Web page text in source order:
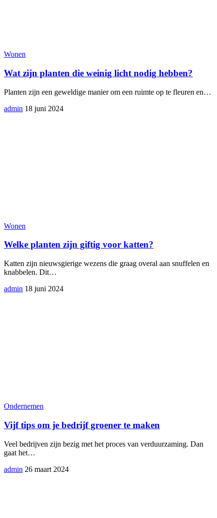
Wonen
Wat zijn planten die weinig licht nodig hebben?
Planten zijn een geweldige manier om een ruimte op te fleuren en…
admin 18 juni 2024
Wonen
Welke planten zijn giftig voor katten?
Katten zijn nieuwsgierige wezens die graag overal aan snuffelen en
knabbelen. Dit…
admin 18 juni 2024
Ondernemen
Vijf tips om je bedrijf groener te maken
Veel bedrijven zijn bezig met het proces van verduurzaming. Dan
gaat het…
admin 26 maart 2024